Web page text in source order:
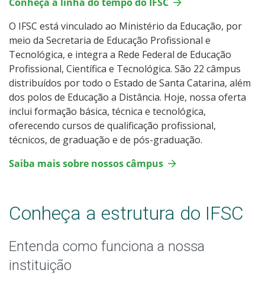
Documentos importantes
Links úteis
Ajude a melhorar a instituição
Fale conosco
O IFSC está vinculado ao Ministério da Educação, por
meio da Secretaria de Educação Profissional e
Tecnológica, e integra a Rede Federal de Educação
Profissional, Científica e Tecnológica. São 22 câmpus
distribuídos por todo o Estado de Santa Catarina, além
dos polos de Educação a Distância. Hoje, nossa oferta
inclui formação básica, técnica e tecnológica,
oferecendo cursos de qualificação profissional,
técnicos, de graduação e de pós-graduação.
Saiba mais sobre nossos câmpus
Conheça a estrutura do IFSC
Entenda como funciona a nossa
instituição